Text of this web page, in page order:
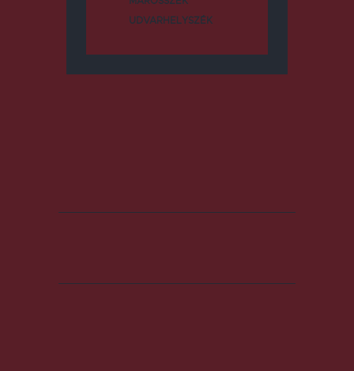
UDVARHELYSZÉK